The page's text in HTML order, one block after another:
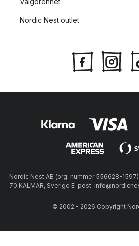
Välgörenhet
Nordic Nest outlet
Nordic Nest AB (org. nummer 556628-
70 KALMAR, Sverige E-post:
© 2002 - 2026 Copyright